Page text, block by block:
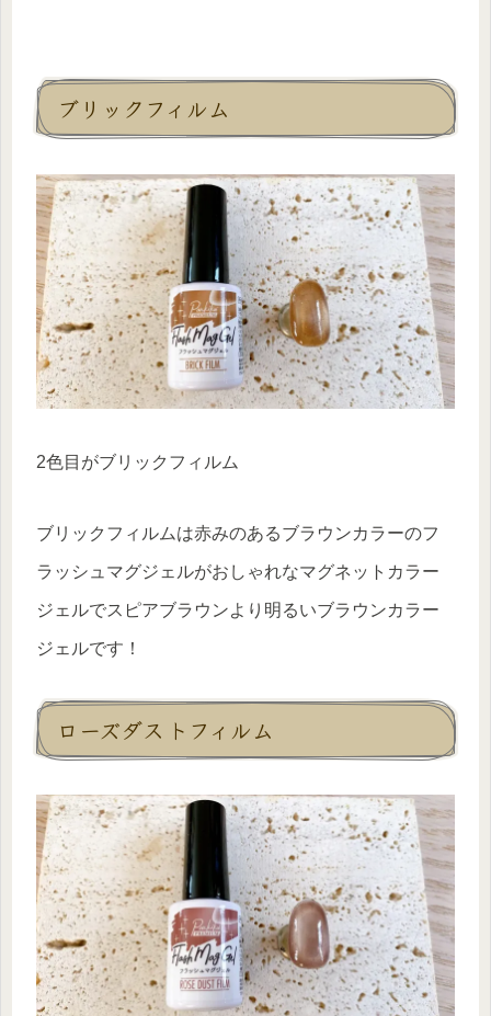
ブリックフィルム
2色目がブリックフィルム
ブリックフィルムは赤みのあるブラウンカラーのフ
ラッシュマグジェルがおしゃれなマグネットカラー
ジェルでスピアブラウンより明るいブラウンカラー
ジェルです！
ローズダストフィルム